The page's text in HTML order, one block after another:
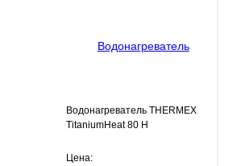
Водонагреватель THERMEX
TitaniumHeat 80 H
Цена: